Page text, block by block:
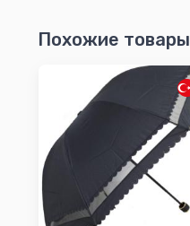
Похожие товары